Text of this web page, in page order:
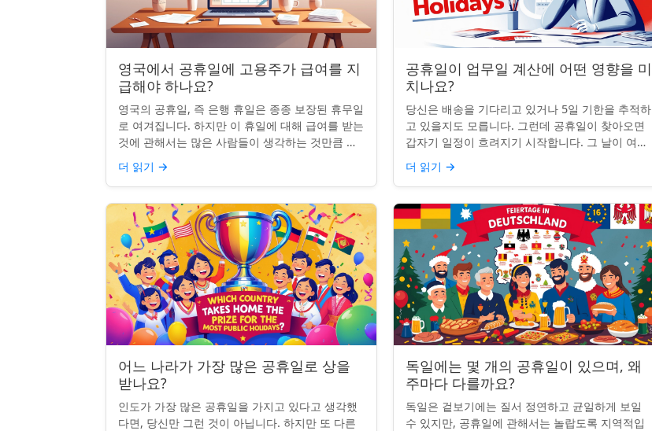
영국에서 공휴일에 고용주가 급여를 지
급해야 하나요?
영국의 공휴일, 즉 은행 휴일은 종종 보장된 휴무일
로 여겨집니다. 하지만 이 휴일에 대해 급여를 받는
것에 관해서는 많은 사람들이 생각하는 것만큼 명
확하지 않습니다. 사실, 급여를 받거나 하루 쉬는
것이 전적으로 계...
더 읽기 →
공휴일이 업무일 계산에 어떤 영향을 미
치나요?
당신은 배송을 기다리고 있거나 5일 기한을 추적하
고 있을지도 모릅니다. 그런데 공휴일이 찾아오면
갑자기 일정이 흐려지기 시작합니다. 그 날이 여전
히 계산에 포함되나요? 업무일 계산을 할 때 공휴
일은 생각보다 더 중요...
더 읽기 →
어느 나라가 가장 많은 공휴일로 상을
받나요?
인도가 가장 많은 공휴일을 가지고 있다고 생각했
다면, 당신만 그런 것이 아닙니다. 하지만 또 다른
독일에는 몇 개의 공휴일이 있으며, 왜
주마다 다를까요?
독일은 겉보기에는 질서 정연하고 균일하게 보일
수 있지만, 공휴일에 관해서는 놀랍도록 지역적입